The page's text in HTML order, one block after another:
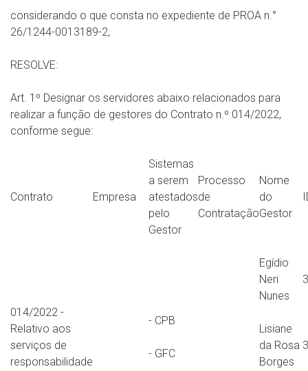
considerando o que consta no expediente de PROA n.°
26/1244-0013189-2,
RESOLVE:
Art. 1º Designar os servidores abaixo relacionados para
realizar a função de gestores do Contrato n.º 014/2022,
conforme segue:
Contrato Empresa
Sistemas
a serem
atestados
pelo
Gestor
Processo
de
Contratação
Nome
do
Gestor
014/2022 -
Relativo aos
serviços de
responsabilidade
- CPB
- GFC
Egídio
Neri
Nunes
Lisiane
da Rosa
Borges